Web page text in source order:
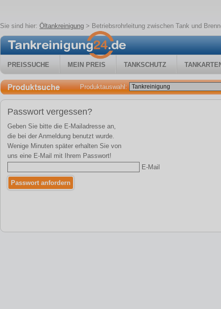
Sie sind hier: Öltankreinigung > Betriebsrohrleitung zwischen Tank und
PREISSUCHE MEIN PREIS TANKSCHUTZ
Produktauswahl:
Passwort vergessen?
Geben Sie bitte die E-Mailadresse an,
die bei der Anmeldung benutzt wurde.
Wenige Minuten später erhalten Sie von
uns eine E-Mail mit Ihrem Passwort!
E-Mail